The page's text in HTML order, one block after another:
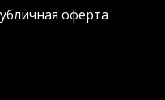
оферта